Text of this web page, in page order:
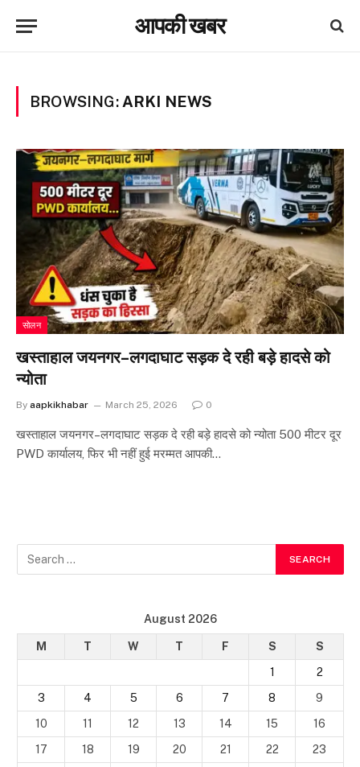
आपकी खबर
BROWSING: ARKI NEWS
सोलन
खस्ताहाल जयनगर–लगदाघाट सड़क दे रही बड़े हादसे को
न्योता
By aapkikhabar March 25, 2026 0
खस्ताहाल जयनगर–लगदाघाट सड़क दे रही बड़े हादसे को न्योता 500 मीटर दूर
PWD कार्यालय, फिर भी नहीं हुई मरम्मत आपकी…
August 2026
M T W T F S
S
1
2
3
4 5 6 7 8
9
10
11 12 13 14 15
16
17
18 19 20 21 22
23